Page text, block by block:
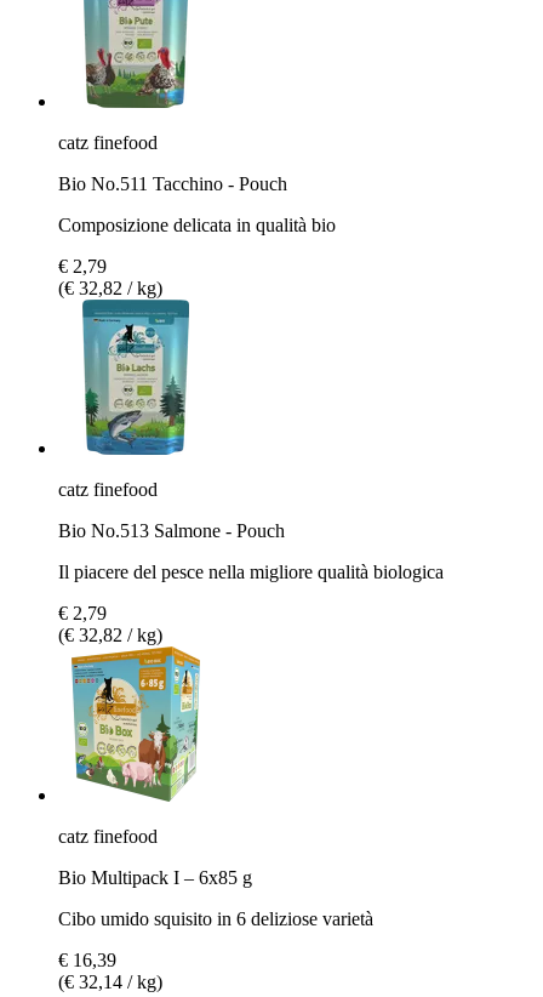
catz finefood
Bio No.511 Tacchino - Pouch
Composizione delicata in qualità bio
€ 2,79
(€ 32,82 / kg)
catz finefood
Bio No.513 Salmone - Pouch
Il piacere del pesce nella migliore qualità biologica
€ 2,79
(€ 32,82 / kg)
catz finefood
Bio Multipack I – 6x85 g
Cibo umido squisito in 6 deliziose varietà
€ 16,39
(€ 32,14 / kg)